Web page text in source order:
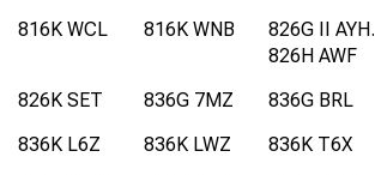
816K WCL 816K WNB
826G II AYH.
826H AWF
826K SET 836G 7MZ 836G BRL
836K L6Z
836K LWZ 836K T6X